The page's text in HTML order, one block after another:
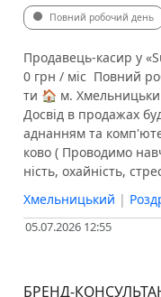
Повний робочий день
Продавець-касир у
0 грн / міс ️ Повний
ти 🏠 м.
️Досвід в продажах
аднанням та
ково ( Проводимо
ність, охайність,
Хмельницький |
05.07.2026 12:55
БРЕНД-